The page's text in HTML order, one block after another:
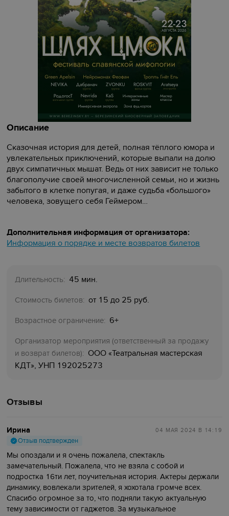
Описание
Сказочная история для детей, полная тёплого юмора и
увлекательных приключений, которые выпали на долю
двух симпатичных мышат. Ведь от них зависит не только
благополучие своей многочисленной семьи, но и жизнь
забытого в клетке попугая, и даже судьба «большого»
человека, зовущего себя Геймером…
Дополнительная информация от организатора:
Информация о порядке и месте возвратов билетов
Длительность: 45 мин.
Стоимость билетов: от 15 до 25 руб.
Возрастное ограничение: 6+
Организатор мероприятия (ответственный за продажу
и возврат билетов): ООО «Театральная мастерская
КДТ», УНП 192025273
Отзывы
Ирина
Отзыв подтвержден
04 МАЯ 2024 В 14:19
Мы опоздали и я очень пожалела, спектакль
замечательный. Пожалела, что не взяла с собой и
подростка 16ти лет, поучительная история. Актеры держали
динамику, вовлекали зрителей, я хохотала громче всех.
Спасибо огромное за то, что подняли такую актуальную
тему зависимости от гаджетов. За музыкальное